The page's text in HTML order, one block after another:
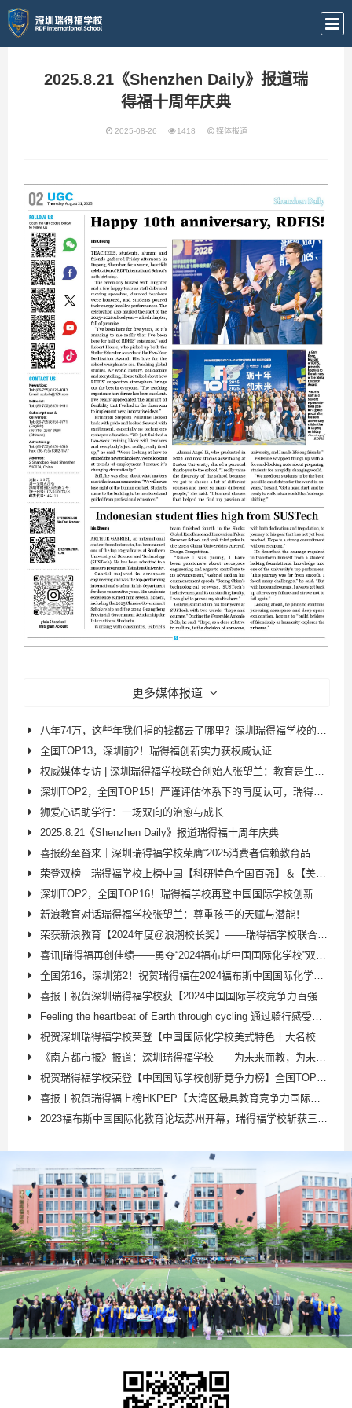
2025.8.21《Shenzhen Daily》报道瑞
得福十周年庆典
2025-08-26 1418 媒体报道
更多媒体报道
八年74万，这些年我们捐的钱都去了哪里？深圳瑞得福学校的公益答卷
全国TOP13，深圳前2！瑞得福创新实力获权威认证
权威媒体专访 | 深圳瑞得福学校联合创始人张望兰：教育是生命影响生命
深圳TOP2，全国TOP15！严谨评估体系下的再度认可，瑞得福创新教育之路再上新台阶!
狮爱心语助学行：一场双向的治愈与成长
2025.8.21《Shenzhen Daily》报道瑞得福十周年庆典
喜报纷至沓来｜深圳瑞得福学校荣膺“2025消费者信赖教育品牌”！​
荣登双榜｜瑞得福学校上榜中国【科研特色全国百强】＆【美式特色全国十强】！
深圳TOP2，全国TOP16！瑞得福学校再登中国国际学校创新竞争力排行榜
新浪教育对话瑞得福学校张望兰：尊重孩子的天赋与潜能！
荣获新浪教育【2024年度@浪潮校长奖】——瑞得福学校联合创始人张望兰再添殊荣！
喜讯|瑞得福再创佳绩——勇夺“2024福布斯中国国际化学校”双项殊荣！！！！
全国第16，深圳第2！祝贺瑞得福在2024福布斯中国国际化学校年度评选中名列前茅
喜报丨祝贺深圳瑞得福学校获【2024中国国际学校竞争力百强榜】TOP45，蝉联5A顶级师资！
Feeling the heartbeat of Earth through cycling 通过骑行感受地球的心跳：瑞得福校长
祝贺深圳瑞得福学校荣登【中国国际化学校美式特色十大名校·2024】&【中国国际化学校科研特色百强校·2024】
《南方都市报》报道：深圳瑞得福学校——为未来而教，为未来而学，推出AI等特色课程，赋能学生多元发展
祝贺瑞得福学校荣登【中国国际学校创新竞争力榜】全国TOP18；深圳第二！
喜报丨祝贺瑞得福上榜HKPEP【大湾区最具教育竞争力国际学校】TOP38
2023福布斯中国国际化教育论坛苏州开幕，瑞得福学校斩获三大重磅奖项